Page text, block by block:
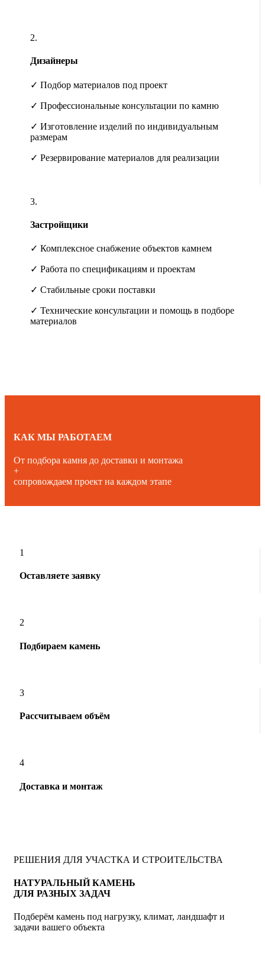
2.
Дизайнеры
✓ Подбор материалов под проект
✓ Профессиональные консультации по камню
✓ Изготовление изделий по индивидуальным
размерам
✓ Резервирование материалов для реализации
3.
Застройщики
✓ Комплексное снабжение объектов камнем
✓ Работа по спецификациям и проектам
✓ Стабильные сроки поставки
✓ Технические консультации и помощь в подборе
материалов
КАК МЫ РАБОТАЕМ
От подбора камня до доставки и монтажа
+
сопровождаем проект на каждом этапе
1
Оставляете заявку
2
Подбираем камень
3
Рассчитываем объём
4
Доставка и монтаж
РЕШЕНИЯ ДЛЯ УЧАСТКА И СТРОИТЕЛЬСТВА
НАТУРАЛЬНЫЙ КАМЕНЬ
ДЛЯ РАЗНЫХ ЗАДАЧ
Подберём камень под нагрузку, климат, ландшафт и
задачи вашего объекта